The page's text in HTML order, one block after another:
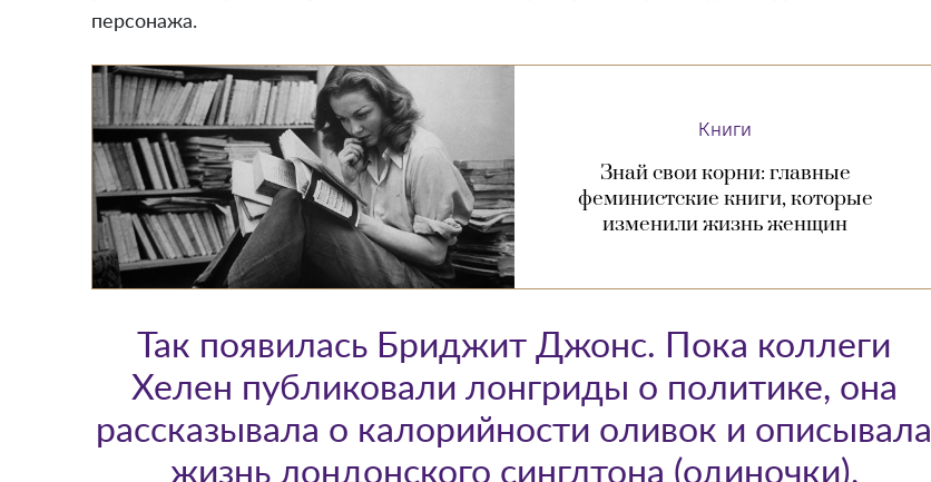
персонажа.
Книги
Знай свои корни: главные
феминистские книги, которые
изменили жизнь женщин
Так появилась Бриджит Джонс. Пока коллеги
Хелен публиковали лонгриды о политике, она
рассказывала о калорийности оливок и описывала
жизнь лондонского синглтона (одиночки),